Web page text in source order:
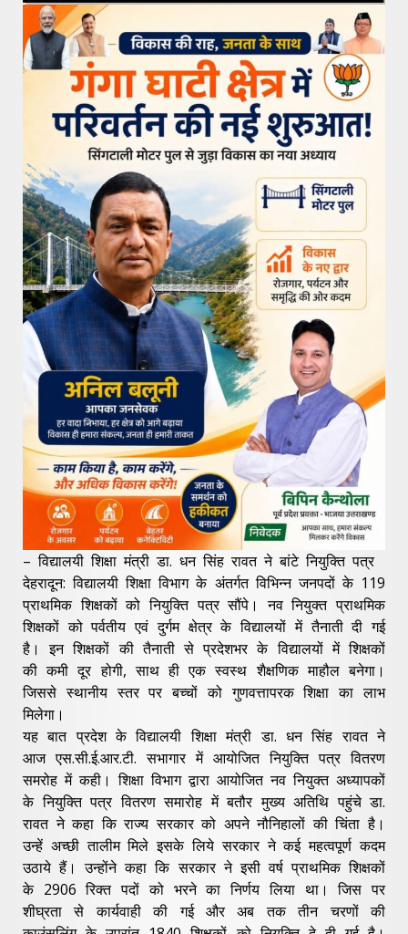
– विद्यालयी शिक्षा मंत्री डा. धन सिंह रावत ने बांटे नियुक्ति पत्र
देहरादून: विद्यालयी शिक्षा विभाग के अंतर्गत विभिन्न जनपदों के 119
प्राथमिक शिक्षकों को नियुक्ति पत्र सौंपे। नव नियुक्त प्राथमिक
शिक्षकों को पर्वतीय एवं दुर्गम क्षेत्र के विद्यालयों में तैनाती दी गई
है। इन शिक्षकों की तैनाती से प्रदेशभर के विद्यालयों में शिक्षकों
की कमी दूर होगी, साथ ही एक स्वस्थ शैक्षणिक माहौल बनेगा।
जिससे स्थानीय स्तर पर बच्चों को गुणवत्तापरक शिक्षा का लाभ
मिलेगा।
यह बात प्रदेश के विद्यालयी शिक्षा मंत्री डा. धन सिंह रावत ने
आज एस.सी.ई.आर.टी. सभागार में आयोजित नियुक्ति पत्र वितरण
समरोह में कही। शिक्षा विभाग द्वारा आयोजित नव नियुक्त अध्यापकों
के नियुक्ति पत्र वितरण समारोह में बतौर मुख्य अतिथि पहुंचे डा.
रावत ने कहा कि राज्य सरकार को अपने नौनिहालों की चिंता है।
उन्हें अच्छी तालीम मिले इसके लिये सरकार ने कई महत्वपूर्ण कदम
उठाये हैं। उन्होंने कहा कि सरकार ने इसी वर्ष प्राथमिक शिक्षकों
के 2906 रिक्त पदों को भरने का निर्णय लिया था। जिस पर
शीघ्रता से कार्यवाही की गई और अब तक तीन चरणों की